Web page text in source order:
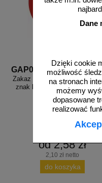
Dane
Dzięki cookie
możliwość
na stronach
możemy
dopasowane
realizować
GAP042
Zakaz wstępu dla kobiet w
znak bhp zakazujący -
od 2,58 zł
2,10 zł netto
do koszyka